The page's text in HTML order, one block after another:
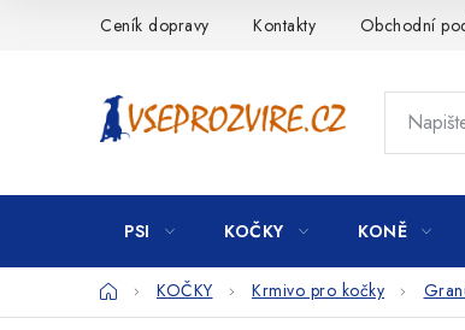
Ceník dopravy Kontakty Obchodní
PSI KOČKY KONĚ
DomůKOČKY Krmivo pro kočky